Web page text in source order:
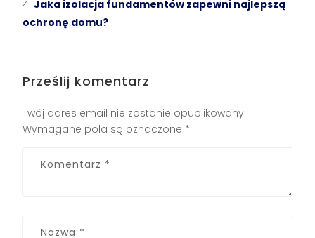
Jaka izolacja fundamentów zapewni najlepszą
ochronę domu?
Prześlij komentarz
Twój adres email nie zostanie opublikowany.
Wymagane pola są oznaczone *